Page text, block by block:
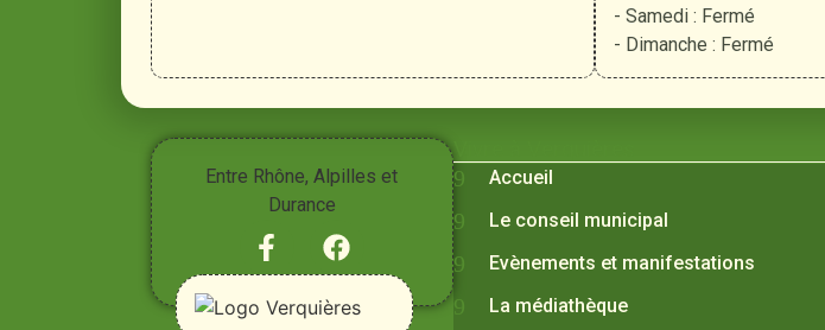
- Samedi : Fermé
- Dimanche : Fermé
Entre Rhône, Alpilles et
Durance
Vivre à Verquières
Accueil
Le conseil municipal
Evènements et manifestations
La médiathèque